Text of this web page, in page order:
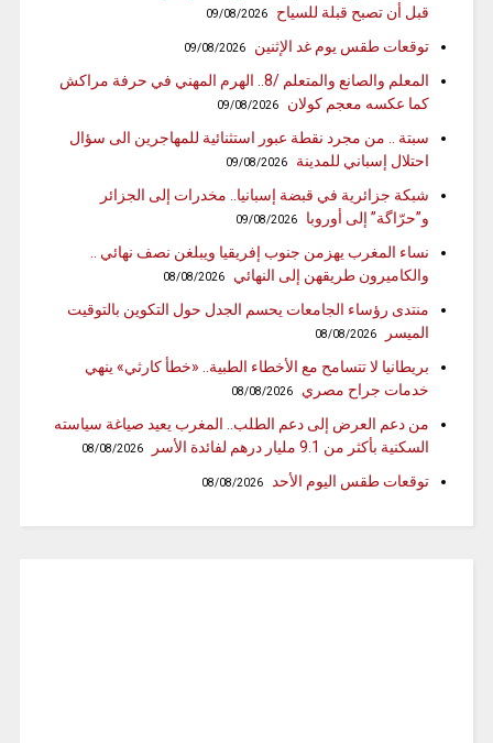
قبل أن تصبح قبلة للسياح
09/08/2026
توقعات طقس يوم غد الإثنين 09/08/2026
المعلم والصانع والمتعلم /8.. الهرم المهني في حرفة مراكش
كما عكسه معجم كولان
09/08/2026
سبتة .. من مجرد نقطة عبور استثنائية للمهاجرين الى سؤال
احتلال إسباني للمدينة
09/08/2026
شبكة جزائرية في قبضة إسبانيا.. مخدرات إلى الجزائر
و”حرّاگة” إلى أوروبا
09/08/2026
نساء المغرب يهزمن جنوب إفريقيا ويبلغن نصف نهائي ..
والكاميرون طريقهن إلى النهائي
08/08/2026
منتدى رؤساء الجامعات يحسم الجدل حول التكوين بالتوقيت
الميسر
08/08/2026
بريطانيا لا تتسامح مع الأخطاء الطبية.. «خطأ كارثي» ينهي
خدمات جراح مصري
08/08/2026
من دعم العرض إلى دعم الطلب.. المغرب يعيد صياغة سياسته
السكنية بأكثر من 9.1 مليار درهم لفائدة الأسر
08/08/2026
توقعات طقس اليوم الأحد 08/08/2026